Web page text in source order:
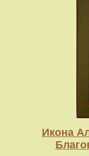
Икона